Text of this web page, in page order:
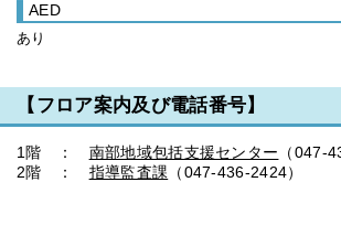
AED
あり
【フロア案内及び電話番号】
1階 ： 南部地域包括支援センター （047-
2階 ： 指導監査課 （047-436-2424）